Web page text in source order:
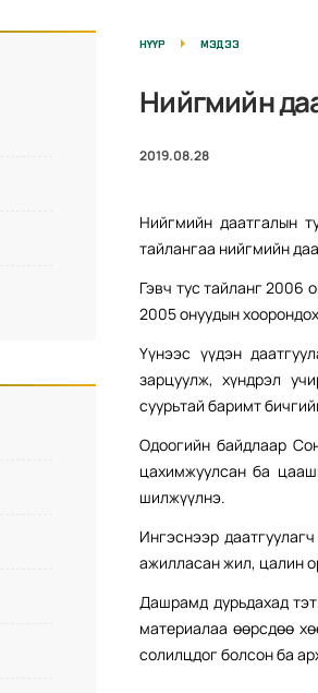
НҮҮР МЭДЭЭ
Нийгмийн
2019.08.28
Нийгмийн даатгалын
тайлангаа нийгмийн
Гэвч тус тайланг 2006
2005 онуудын
Үүнээс үүдэн
зарцуулж, хүндрэл
суурьтай баримт
Одоогийн байдлаар
цахимжуулсан ба
шилжүүлнэ.
Ингэснээр
ажилласан жил, цалин
Дашрамд дурьдахад
материалаа өөрсдөө
солилцдог болсон ба